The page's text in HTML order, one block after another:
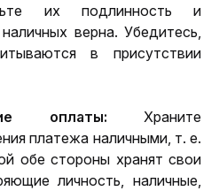
их подлинность и
верна. Убедитесь,
в присутствии
оплаты: Храните
платежа наличными, т. е.
обе стороны хранят свои
личность, наличные,